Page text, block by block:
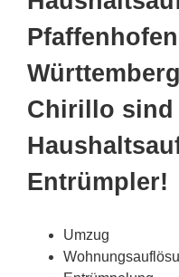
Chirillo sind
Entrümpler!
Umzug